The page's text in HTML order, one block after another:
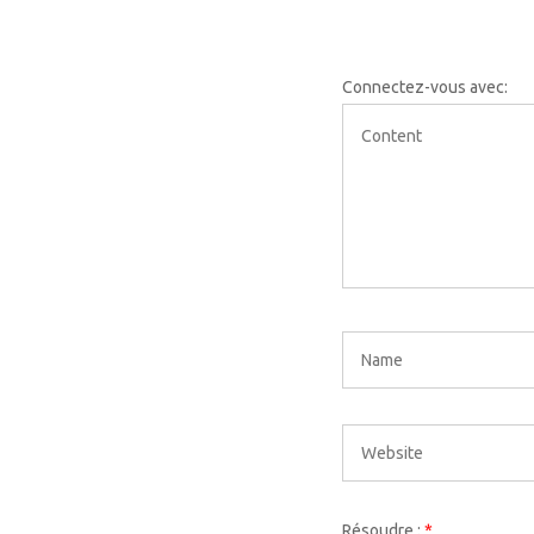
Connectez-vous avec: